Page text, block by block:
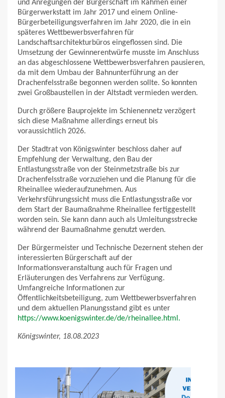
und Anregungen der Bürgerschaft im Rahmen einer
Bürgerwerkstatt im Jahr 2017 und einem Online-
Bürgerbeteiligungsverfahren im Jahr 2020, die in ein
späteres Wettbewerbsverfahren für
Landschaftsarchitekturbüros eingeflossen sind. Die
Umsetzung der Gewinnerentwürfe musste im Anschluss
an das abgeschlossene Wettbewerbsverfahren pausieren,
da mit dem Umbau der Bahnunterführung an der
Drachenfelsstraße begonnen werden sollte. So konnten
zwei Großbaustellen in der Altstadt vermieden werden.
Durch größere Bauprojekte im Schienennetz verzögert
sich diese Maßnahme allerdings erneut bis
voraussichtlich 2026.
Der Stadtrat von Königswinter beschloss daher auf
Empfehlung der Verwaltung, den Bau der
Entlastungsstraße von der Steinmetzstraße bis zur
Drachenfelsstraße vorzuziehen und die Planung für die
Rheinallee wiederaufzunehmen. Aus
Verkehrsführungssicht muss die Entlastungsstraße vor
dem Start der Baumaßnahme Rheinallee fertiggestellt
worden sein. Sie kann dann auch als Umleitungsstrecke
während der Baumaßnahme genutzt werden.
Der Bürgermeister und Technische Dezernent stehen der
interessierten Bürgerschaft auf der
Informationsveranstaltung auch für Fragen und
Erläuterungen des Verfahrens zur Verfügung.
Umfangreiche Informationen zur
Öffentlichkeitsbeteiligung, zum Wettbewerbsverfahren
und dem aktuellen Planungsstand gibt es unter
https://www.koenigswinter.de/de/rheinallee.html.
Königswinter, 18.08.2023